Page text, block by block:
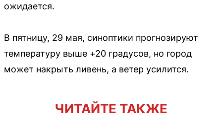
ожидается.
В пятницу, 29 мая, синоптики прогнозируют
температуру выше +20 градусов, но город
может накрыть ливень, а ветер усилится.
ЧИТАЙТЕ ТАКЖЕ